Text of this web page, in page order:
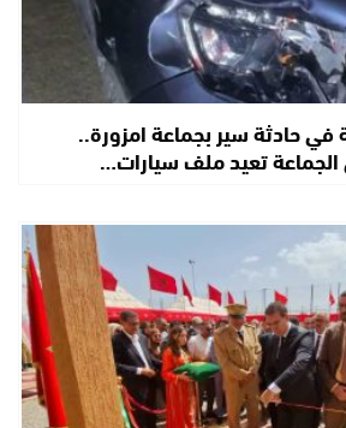
حادثة سير بجماعة امزورة..
تعيد ملف سيارات…